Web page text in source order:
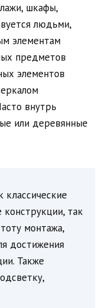
шкафы,
людьми,
элементам
предметов
элементов
внутрь
или деревянные
классические
так
монтажа,
достижения
Также